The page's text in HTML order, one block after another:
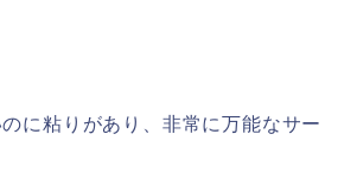
に粘りがあり、非常に万能なサー